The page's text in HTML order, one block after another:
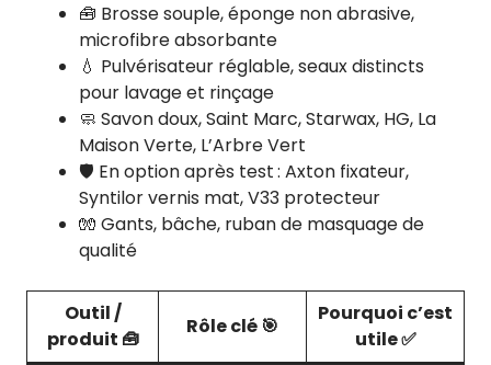
🧰 Brosse souple, éponge non abrasive,
microfibre absorbante
💧 Pulvérisateur réglable, seaux distincts
pour lavage et rinçage
🧼 Savon doux, Saint Marc, Starwax, HG, La
Maison Verte, L’Arbre Vert
🛡️ En option après test : Axton fixateur,
Syntilor vernis mat, V33 protecteur
🧤 Gants, bâche, ruban de masquage de
qualité
Outil /
produit 🧰
Rôle clé 🎯
Pourquoi c’est
utile ✅